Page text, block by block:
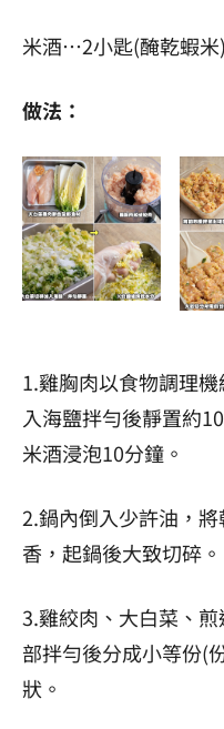
米酒…2小匙(醃乾蝦米)
做法：
1.雞胸肉以食物調理
入海鹽拌勻後靜置約
米酒浸泡10分鐘。
2.鍋內倒入少許油，
香，起鍋後大致切碎。
3.雞絞肉、大白菜、
部拌勻後分成小等份(
狀。